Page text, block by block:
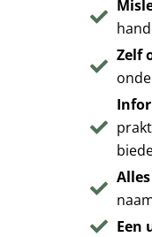
Zelf
Een